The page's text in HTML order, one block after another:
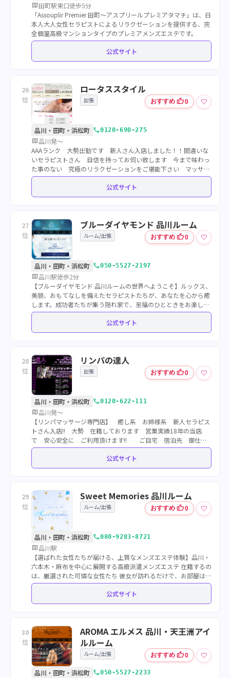
map田町駅東口徒歩5分
「Assouplir Premier 田町～アスプリールプレミアタマチ」は、日
本人大人女性セラピストによるリラクゼーションを提供する、完
全個室高級マンションタイプのプレミアメンズエステです。
公式サイト
26
位
ロータススタイル
出張 おすすめ thumb_up0 ♡
品川・田町・浜松町 call0120-690-275
map品川発～
AAAランク 大勢出勤です 新人さん入店しました！！間違いな
いセラピストさん 自信を持ってお伺い致します 今まで味わっ
た事のない 究極のリラクゼーションをご堪能下さい マッサー
ジだけでなく 目でも癒される 当店の美女癒しをお届け致しま
公式サイト
27
位
ブルーダイヤモンド 品川ルーム
ルーム/出張 おすすめ thumb_up0 ♡
品川・田町・浜松町 call050-5527-2197
map品川駅徒歩2分
【ブルーダイヤモンド 品川ルームの世界へようこそ】ルックス、
美貌、おもてなしを備えたセラピストたちが、あなたを心から癒
します。成功者たちが集う隠れ家で、至福のひとときをお楽しみ
ください。
公式サイト
28
位
リンパの達人
出張 おすすめ thumb_up0 ♡
品川・田町・浜松町 call0120-622-111
map品川発～
【リンパマッサージ専門店】 癒し系 お姉様系 新人セラピス
トさん入店!! 大勢 在籍しております 営業実績18年の当店
で 安心安全に ご利用頂けます!! ご自宅 宿泊先 御仕事
先に お届け致します リラクゼーションで血流が騒ぎ出します
公式サイト
29
位
Sweet Memories 品川ルーム
ルーム/出張 おすすめ thumb_up0 ♡
品川・田町・浜松町 call080-9283-8721
map品川駅
【選ばれた女性たちが届ける、上質なメンズエステ体験】品川・
六本木・麻布を中心に展開する高級派遣メンズエステ 在籍するの
は、厳選された可憐な女性たち 彼女が訪れるだけで、お部屋はス
イートルームに変わるでしょう。プリンセスのような華やかさ
と、恋人のような寄り添い。公式サイト
30
位
AROMA エルメス 品川・天王洲アイ
ルルーム
ルーム/出張 おすすめ thumb_up0
♡
品川・田町・浜松町 call050-5527-2233